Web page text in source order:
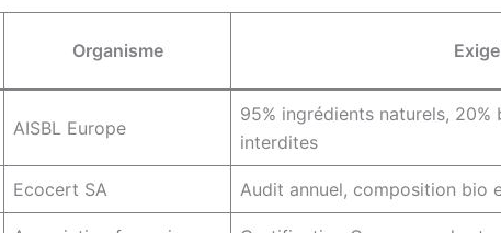
Organisme
AISBL Europe
95% ingrédients naturels,
interdites
Ecocert SA Audit annuel, composition bio